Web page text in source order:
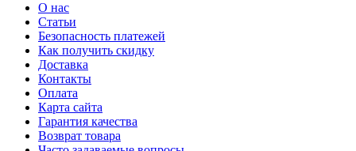
О нас
Статьи
Безопасность платежей
Как получить скидку
Доставка
Контакты
Оплата
Карта сайта
Гарантия качества
Возврат товара